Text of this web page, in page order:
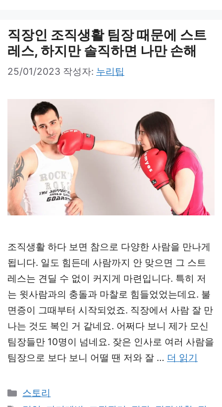
직장인 조직생활 팀장 때문에 스트
레스, 하지만 솔직하면 나만 손해
25/01/2023 작성자: 누리팁
조직생활 하다 보면 참으로 다양한 사람을 만나게
됩니다. 일도 힘든데 사람까지 안 맞으면 그 스트
레스는 견딜 수 없이 커지게 마련입니다. 특히 저
는 윗사람과의 충돌과 마찰로 힘들었었는데요. 불
면증이 그때부터 시작되었죠. 직장에서 사람 잘 만
나는 것도 복인 거 같네요. 어쩌다 보니 제가 모신
팀장들만 10명이 넘네요. 잦은 인사로 여러 사람을
팀장으로 보다 보니 어떨 땐 저와 잘 … 더 읽기
카
스토리